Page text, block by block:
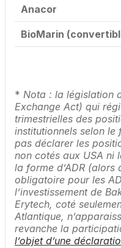
Anacor
BioMarin
* Nota : la législation
Exchange Act) qui
trimestrielles des
institutionnels selon le
pas déclarer les
non cotés aux USA ni
la forme d’ADR
obligatoire pour les
l’investissement de
Erytech, coté
Atlantique,
revanche la
l’objet d’une